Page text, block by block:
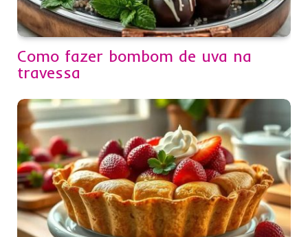
Como fazer bombom de uva na
travessa